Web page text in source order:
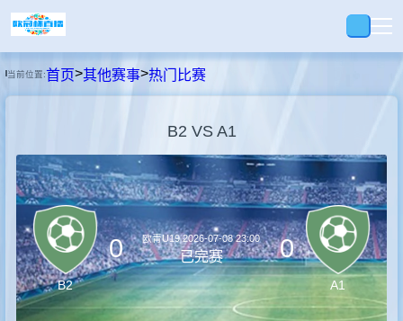
首页
足球
篮球
录播
视频
当前位置:首页>其他赛事>热门比赛
B2 VS A1
B2
0 欧青U192026-07-08 23:00
已完赛 0
A1